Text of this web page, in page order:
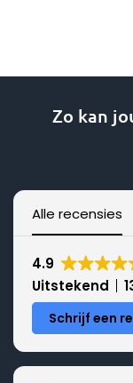
Zo kan
Alle recensies
4.9
Uitstekend
Schrijf een